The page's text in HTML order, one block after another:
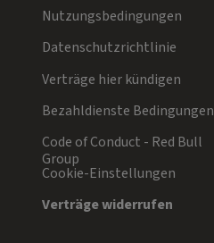
Nutzungsbedingungen
Datenschutzrichtlinie
Verträge hier kündigen
Bezahldienste Bedingungen
Code of Conduct - Red Bull
Group
Cookie-Einstellungen
Verträge widerrufen